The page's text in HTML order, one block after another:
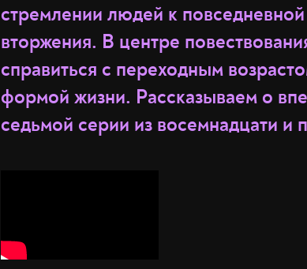
стремлении людей к
вторжения. В центре
справиться с переходным
формой жизни. Рассказываем о
седьмой серии из восемнадцати и